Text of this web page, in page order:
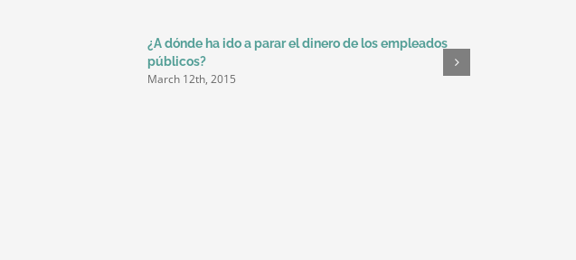
¿A dónde ha ido a parar el dinero de los empleados
públicos?
March 12th, 2015